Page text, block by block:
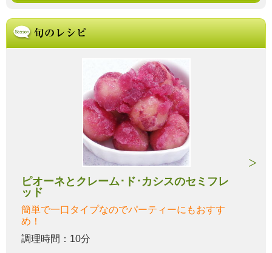
ピオーネとクレーム･ド･カシスのセミフレ
ッド
簡単で一口タイプなのでパーティーにもおすす
め！
調理時間：10分